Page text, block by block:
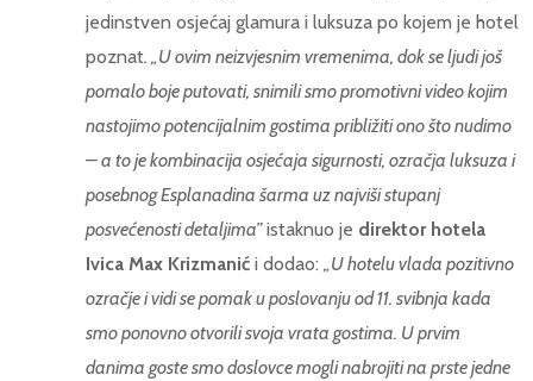
jedinstven osjećaj glamura i luksuza po kojem je hotel
poznat. „U ovim neizvjesnim vremenima, dok se ljudi još
pomalo boje putovati, snimili smo promotivni video kojim
nastojimo potencijalnim gostima približiti ono što nudimo
– a to je kombinacija osjećaja sigurnosti, ozračja luksuza i
posebnog Esplanadina šarma uz najviši stupanj
posvećenosti detaljima”istaknuo je direktor hotela
Ivica Max Krizmanić i dodao: „U hotelu vlada pozitivno
ozračje i vidi se pomak u poslovanju od 11. svibnja kada
smo ponovno otvorili svoja vrata gostima. U prvim
danima goste smo doslovce mogli nabrojiti na prste jedne